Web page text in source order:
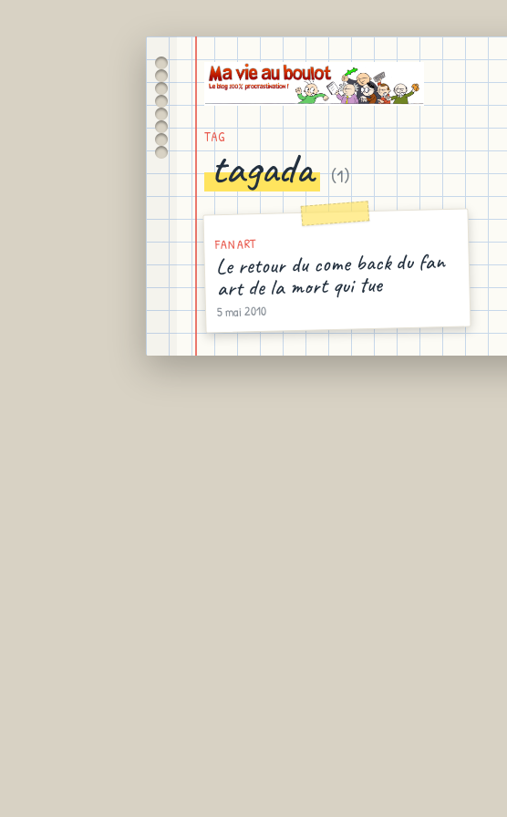
TAG
tagada (1)
FAN ART
Le retour du come back du fan
art de la mort qui tue
5 mai 2010